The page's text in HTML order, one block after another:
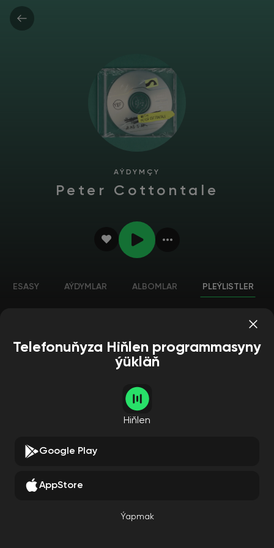
AÝDYMÇY
Peter Cottontale
ESASY AÝDYMLAR ALBOMLAR PLEÝLISTLER
Telefonuňyza Hiňlen programmasyny
ýükläň
Hiňlen
Google Play
AppStore
Ýapmak